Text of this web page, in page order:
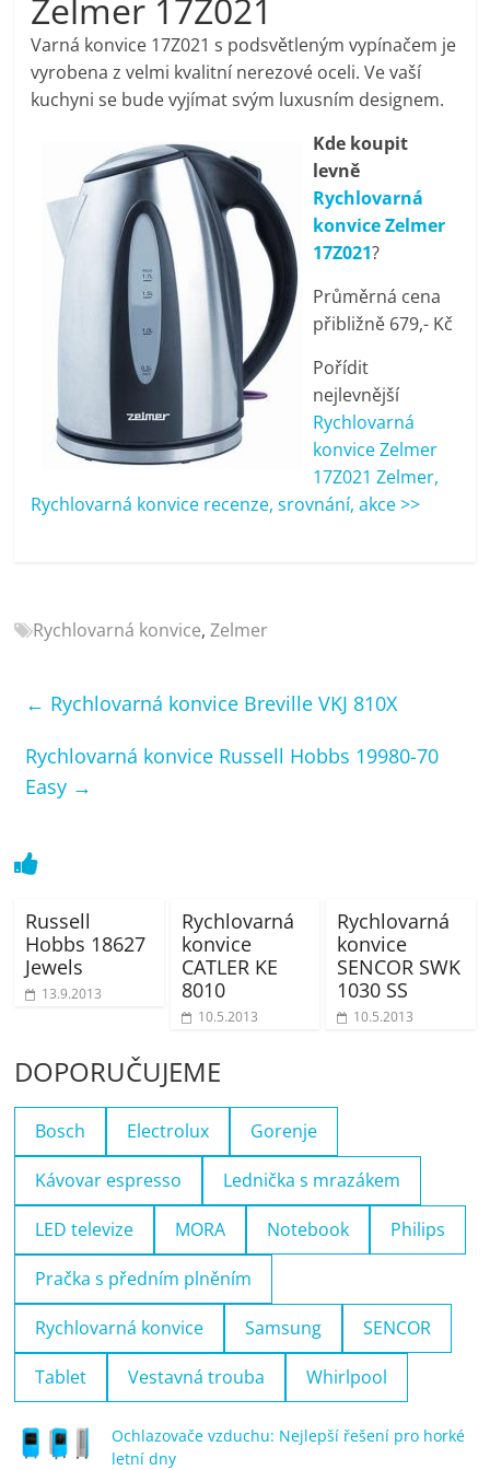
pračky,
televize,
notebooky,
mobilní
telefony,
kávovary,
bazény
Nejlepší
porovnání
televize,
telefony,
bazény
Zelmer 17Z021
Varná konvice 17Z021 s podsvětleným vypínačem je
vyrobena z velmi kvalitní nerezové oceli. Ve vaší
kuchyni se bude vyjímat svým luxusním designem.
Kde koupit
levně
Rychlovarná
konvice Zelmer
17Z021?
Průměrná cena
přibližně 679,- Kč
Pořídit
nejlevnější
Rychlovarná
konvice Zelmer
17Z021 Zelmer,
Rychlovarná konvice recenze, srovnání, akce >>
Rychlovarná konvice,Zelmer
← Rychlovarná konvice Breville VKJ 810X
Rychlovarná konvice Russell Hobbs 19980-70
Easy →
Russell
Hobbs 18627
Jewels
13.9.2013
Rychlovarná
konvice
CATLER KE
8010
10.5.2013
Rychlovarná
konvice
SENCOR SWK
1030 SS
10.5.2013
DOPORUČUJEME
Bosch Electrolux Gorenje
Kávovar espresso Lednička s mrazákem
LED televize MORA Notebook Philips
Pračka s předním plněním
Rychlovarná konvice Samsung SENCOR
Tablet Vestavná trouba Whirlpool
Ochlazovače vzduchu: Nejlepší řešení pro horké
letní dny